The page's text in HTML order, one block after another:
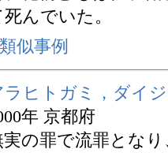
死んでいた。
類似事例
ラヒトガミ，ダイ
年 京都府
実の罪で流罪とな